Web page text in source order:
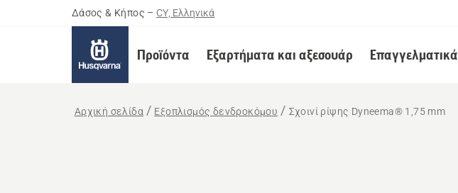
Δάσος & Κήπος – CY, Ελληνικά
Προϊόντα Εξαρτήματα και αξεσουάρ Επαγγελματικά
Αρχική σελίδα Εξοπλισμός δενδροκόμου Σχοινί ρίψης Dyneema® 1,75 mm